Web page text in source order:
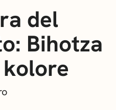
del
Bihotza